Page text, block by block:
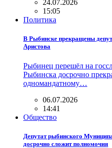
24.07.2026
15:05
Политика
В Рыбинске прекращены
Аристова
Рыбинец перешёл на
Рыбинска досрочно
одномандатному…
06.07.2026
14:41
Общество
Депутат рыбинского
досрочно сложит полномочия